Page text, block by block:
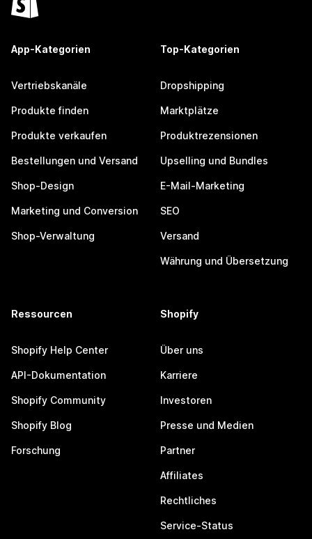
App-Kategorien
Vertriebskanäle
Produkte finden
Produkte verkaufen
Bestellungen und Versand
Shop-Design
Marketing und Conversion
Shop-Verwaltung
Top-Kategorien
Dropshipping
Marktplätze
Produktrezensionen
Upselling und Bundles
E-Mail-Marketing
SEO
Versand
Währung und Übersetzung
Ressourcen
Shopify Help Center
API-Dokumentation
Shopify Community
Shopify Blog
Forschung
Shopify
Über uns
Karriere
Investoren
Presse und Medien
Partner
Affiliates
Rechtliches
Service-Status